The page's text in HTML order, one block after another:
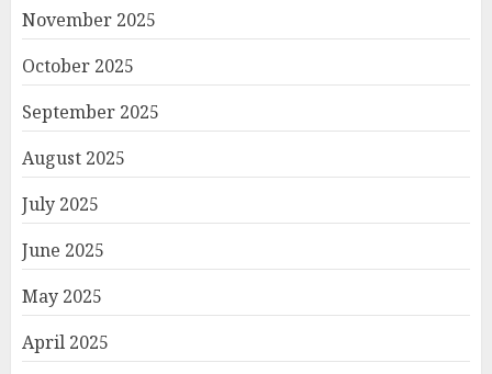
November 2025
October 2025
September 2025
August 2025
July 2025
June 2025
May 2025
April 2025